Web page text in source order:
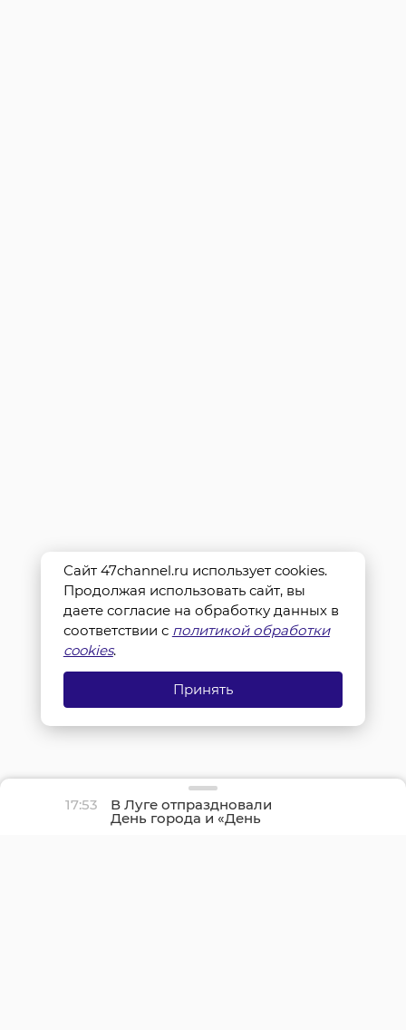
17:53 В Луге отпраздновали
День города и «День
детства»
Сайт 47channel.ru использует cookies.
Продолжая использовать сайт, вы
даете согласие на обработку данных в
соответствии с политикой обработки
cookies.
Принять